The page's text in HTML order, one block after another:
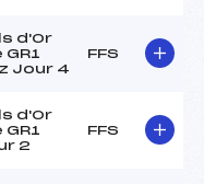
d'Or
Jour 4
FFS
d'Or
2
FFS